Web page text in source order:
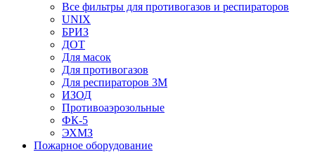
Все фильтры для противогазов и респираторов
UNIX
БРИЗ
ДОТ
Для масок
Для противогазов
Для респираторов 3М
ИЗОД
Противоаэрозольные
ФК-5
ЭХМЗ
Пожарное оборудование